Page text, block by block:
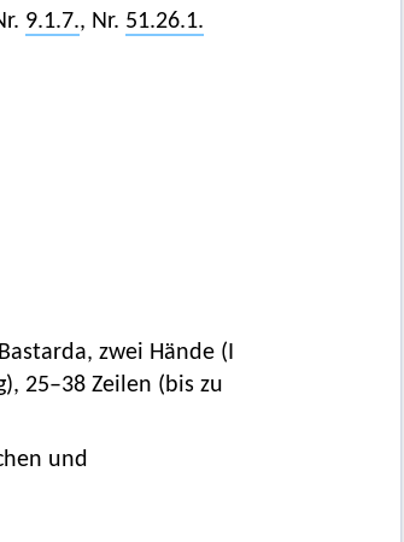
9.1.7., Nr. 51.26.1.
zwei Hände (I
25–38 Zeilen (bis zu
und